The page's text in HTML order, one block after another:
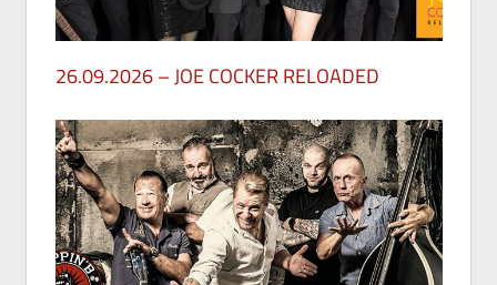
26.09.2026 – JOE COCKER RELOADED